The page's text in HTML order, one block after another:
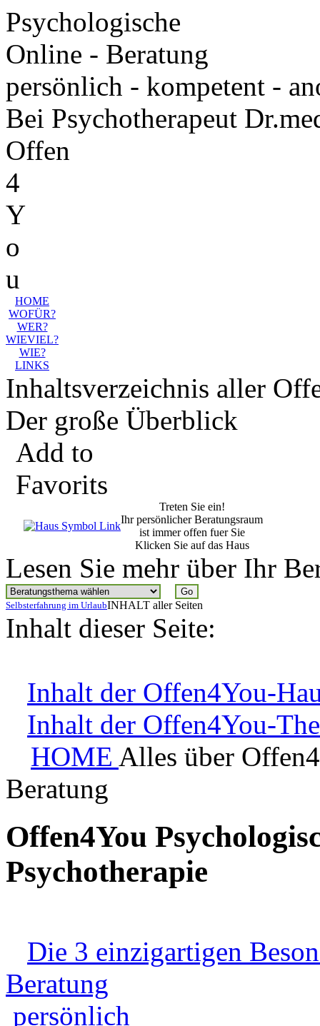
Psychologische
Online - Beratung
persönlich - kompetent -
Bei Psychotherapeut
Offen
4
Y
o
u
HOME
WOFÜR?
WER?
WIEVIEL?
WIE?
LINKS
Inhaltsverzeichnis aller
Der große Überblick
Add to
Favorits
Treten Sie ein!
Ihr persönlicher Beratungsraum
ist immer offen fuer Sie
Klicken Sie auf das Haus
Lesen Sie mehr über Ihr
Selbsterfahrung im UrlaubINHALT aller Seiten
Inhalt dieser Seite:
Inhalt der Offen4You-
Inhalt der Offen4You-
HOME Alles über
Beratung
Offen4You
Psychotherapie
Die 3 einzigartigen
Beratung
persönlich